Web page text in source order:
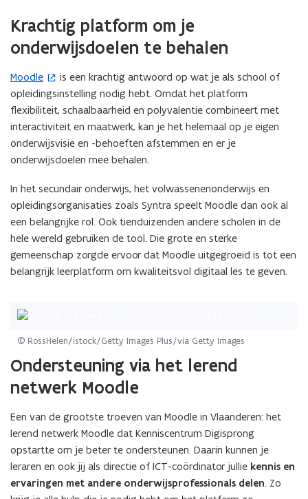
Krachtig platform om je
onderwijsdoelen te behalen
© RossHelen/istock/Getty Images Plus/via Getty Images
Moodle
(
o
p
e
n
t
n
n
i
e
u
w
t
e
r
is een krachtig antwoord op wat je als school of
opleidingsinstelling nodig hebt. Omdat het platform
flexibiliteit, schaalbaarheid en polyvalentie combineert met
interactiviteit en maatwerk, kan je het helemaal op je eigen
onderwijsvisie en -behoeften afstemmen en er je
onderwijsdoelen mee behalen.
In het secundair onderwijs, het volwassenenonderwijs en
opleidingsorganisaties zoals Syntra speelt Moodle dan ook al
een belangrijke rol. Ook tienduizenden andere scholen in de
hele wereld gebruiken de tool. Die grote en sterke
gemeenschap zorgde ervoor dat Moodle uitgegroeid is tot een
belangrijk leerplatform om kwaliteitsvol digitaal les te geven.
Ondersteuning via het lerend
netwerk Moodle
Een van de grootste troeven van Moodle in Vlaanderen: het
lerend netwerk Moodle dat Kenniscentrum Digisprong
opstartte om je beter te ondersteunen. Daarin kunnen je
leraren en ook jij als directie of ICT-coördinator jullie kennis en
ervaringen met andere onderwijsprofessionals delen. Zo